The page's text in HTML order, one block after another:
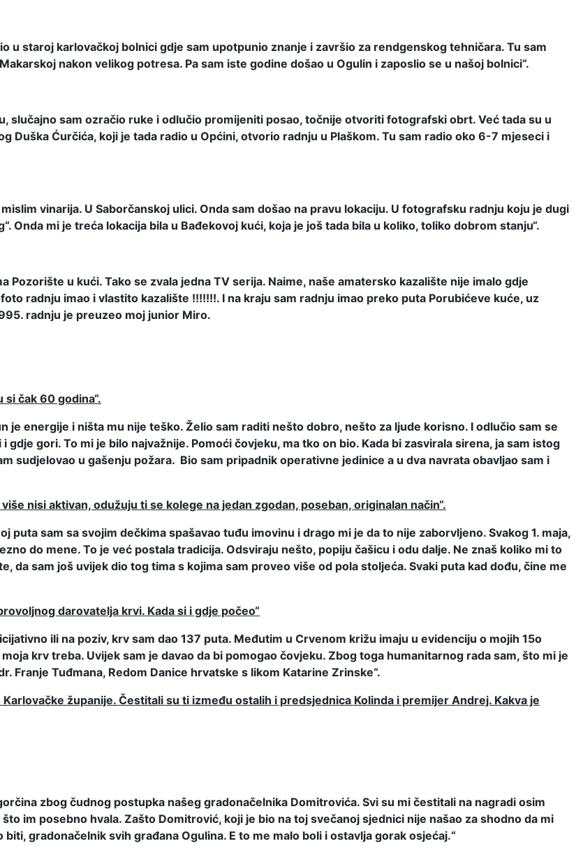
u staroj karlovačkoj bolnici gdje sam upotpunio znanje i završio za rendgenskog tehničara. Tu sam
nakon velikog potresa. Pa sam iste godine došao u Ogulin i zaposlio se u našoj bolnici“.
slučajno sam ozračio ruke i odlučio promijeniti posao, točnije otvoriti fotografski obrt. Već tada su u
Duška Ćurčića, koji je tada radio u Općini, otvorio radnju u Plaškom. Tu sam radio oko 6-7 mjeseci i
vinarija. U Saborčanskoj ulici. Onda sam došao na pravu lokaciju. U fotografsku radnju koju je dugi
Onda mi je treća lokacija bila u Bađekovoj kući, koja je još tada bila u koliko, toliko dobrom stanju“.
Pozorište u kući. Tako se zvala jedna TV serija. Naime, naše amatersko kazalište nije imalo gdje
radnju imao i vlastito kazalište !!!!!!!. I na kraju sam radnju imao preko puta Porubićeve kuće, uz
radnju je preuzeo moj junior Miro.
čak 60 godina“.
je energije i ništa mu nije teško. Želio sam raditi nešto dobro, nešto za ljude korisno. I odlučio sam se
gori. To mi je bilo najvažnije. Pomoći čovjeku, ma tko on bio. Kada bi zasvirala sirena, ja sam istog
sudjelovao u gašenju požara. Bio sam pripadnik operativne jedinice a u dva navrata obavljao sam i
nisi aktivan, odužuju ti se kolege na jedan zgodan, poseban, originalan način“.
sam sa svojim dečkima spašavao tuđu imovinu i drago mi je da to nije zaborvljeno. Svakog 1. maja,
do mene. To je već postala tradicija. Odsviraju nešto, popiju čašicu i odu dalje. Ne znaš koliko mi to
da sam još uvijek dio tog tima s kojima sam proveo više od pola stoljeća. Svaki puta kad dođu, čine me
darovatelja krvi. Kada si i gdje počeo“
ili na poziv, krv sam dao 137 puta. Međutim u Crvenom križu imaju u evidenciju o mojih 15o
krv treba. Uvijek sam je davao da bi pomogao čovjeku. Zbog toga humanitarnog rada sam, što mi je
Franje Tuđmana, Redom Danice hrvatske s likom Katarine Zrinske“.
županije. Čestitali su ti između ostalih i predsjednica Kolinda i premijer Andrej. Kakva je
zbog čudnog postupka našeg gradonačelnika Domitrovića. Svi su mi čestitali na nagradi osim
im posebno hvala. Zašto Domitrović, koji je bio na toj svečanoj sjednici nije našao za shodno da mi
gradonačelnik svih građana Ogulina. E to me malo boli i ostavlja gorak osjećaj.“